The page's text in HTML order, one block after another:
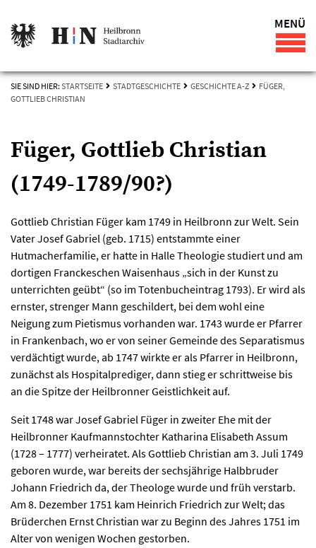
MENÜ
SIE SIND HIER: STARTSEITE STADTGESCHICHTE GESCHICHTE A-Z
FÜGER,
GOTTLIEB CHRISTIAN
Füger, Gottlieb Christian
(1749-1789/90?)
Gottlieb Christian Füger kam 1749 in Heilbronn zur Welt. Sein
Vater Josef Gabriel (geb. 1715) entstammte einer
Hutmacherfamilie, er hatte in Halle Theologie studiert und am
dortigen Franckeschen Waisenhaus „sich in der Kunst zu
unterrichten geübt“ (so im Totenbucheintrag 1793). Er wird als
ernster, strenger Mann geschildert, bei dem wohl eine
Neigung zum Pietismus vorhanden war. 1743 wurde er Pfarrer
in Frankenbach, wo er von seiner Gemeinde des Separatismus
verdächtigt wurde, ab 1747 wirkte er als Pfarrer in Heilbronn,
zunächst als Hospitalprediger, dann stieg er schrittweise bis
an die Spitze der Heilbronner Geistlichkeit auf.
Seit 1748 war Josef Gabriel Füger in zweiter Ehe mit der
Heilbronner Kaufmannstochter Katharina Elisabeth Assum
(1728 – 1777) verheiratet. Als Gottlieb Christian am 3. Juli 1749
geboren wurde, war bereits der sechsjährige Halbbruder
Johann Friedrich da, der Theologe wurde und früh verstarb.
Am 8. Dezember 1751 kam Heinrich Friedrich zur Welt; das
Brüderchen Ernst Christian war zu Beginn des Jahres 1751 im
Alter von wenigen Wochen gestorben.